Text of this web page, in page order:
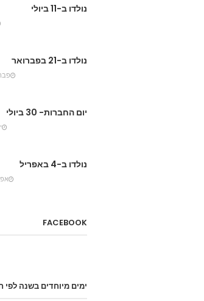
נולדו ב-11 ביולי
נולדו ב-21 בפברואר
יום החברות- 30 ביולי
נולדו ב-4 באפריל
FACEBOOK
ימים מיוחדים בשנה לפי